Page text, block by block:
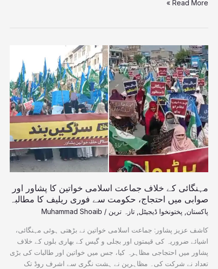
جرمانہ
Read More »
مہنگائی کے خلاف جماعت اسلامی خواتین کا پشاور اور
صوابی میں احتجاج، حکومت سے فوری ریلیف کا مطالبہ
پاکستان پختونخوا ڈیجیٹل تازہ ترین /
Muhammad Shoaib
کاشف عزیز پشاور: جماعت اسلامی خواتین نے بڑھتی ہوئی مہنگائی،
اشیائے ضروریہ کی قیمتوں اور بجلی و گیس کے بھاری بلوں کے خلاف
پشاور میں احتجاجی مظاہرہ کیا، جس میں خواتین اور طالبات کی بڑی
تعداد نے شرکت کی۔ مظاہرین نے ہشت نگری سے اشرف روڈ تک
مہنگائی
کے
خلاف
جماعت
اسلامی
خواتین
کا
پشاور
اور
صوابی
میں
احتجاج،
حکومت
فوری
ریلیف
کا
مطالبہ